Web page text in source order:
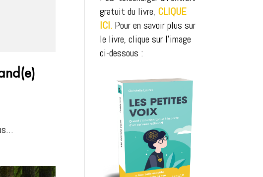
gratuit du livre, CLIQUE
ICI. Pour en savoir plus sur
le livre, clique sur l'image
ci-dessous :